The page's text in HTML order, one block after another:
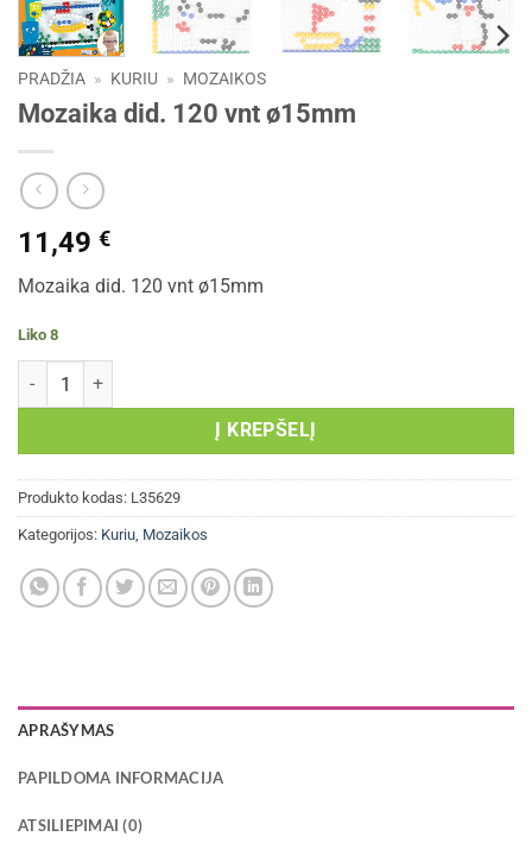
PRADŽIA » KURIU » MOZAIKOS
Mozaika did. 120 vnt ø15mm
11,49 €
Mozaika did. 120 vnt ø15mm
Liko 8
produkto kiekis: Mozaika did. 120 vnt ø15mm
Į KREPŠELĮ
Produkto kodas: L35629
Kategorijos: Kuriu Mozaikos
APRAŠYMAS
PAPILDOMA INFORMACIJA
ATSILIEPIMAI (0)